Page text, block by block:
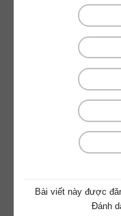
Bài viết này được
Đánh